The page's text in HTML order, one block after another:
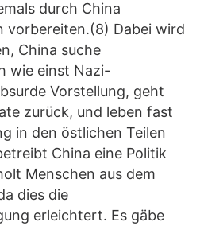
durch China
vorbereiten.(8) Dabei wird
China suche
wie einst Nazi-
Vorstellung, geht
zurück, und leben fast
in den östlichen Teilen
China eine Politik
Menschen aus dem
dies die
erleichtert. Es gäbe